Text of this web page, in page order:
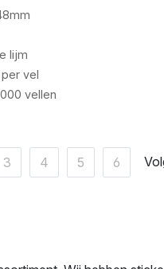
lijm
vel
vellen
3 4 5 6